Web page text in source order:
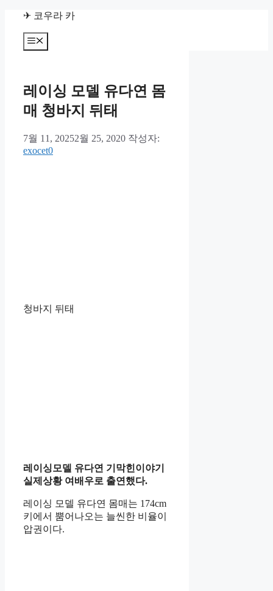
✈ 코우라 카
메
뉴
레이싱 모델 유다연 몸
매 청바지 뒤태
7월 11, 20252월 25, 2020 작성자:
exocet0
청바지 뒤태
레이싱모델 유다연 기막힌이야기
실제상황 여배우로 출연했다.
레이싱 모델 유다연 몸매는 174cm
키에서 뿜어나오는 늘씬한 비율이
압권이다.